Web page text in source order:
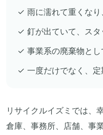
✓ 雨に濡れて重くな
✓ 釘が出ていて、ス
✓ 事業系の廃棄物と
✓ 一度だけでなく、
リサイクルイズミでは、
倉庫、事務所、店舗、事